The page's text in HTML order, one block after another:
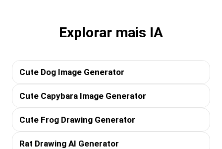
Explorar mais IA
Cute Dog Image Generator
Cute Capybara Image Generator
Cute Frog Drawing Generator
Rat Drawing AI Generator